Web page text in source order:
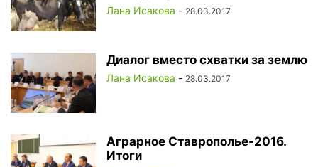
Лана Исакова - 28.03.2017
Диалог вместо схватки за землю
Лана Исакова - 28.03.2017
Аграрное Ставрополье‑2016.
Итоги